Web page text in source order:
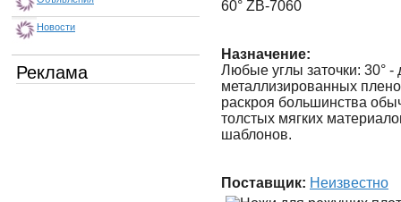
Новости
Реклама
60° ZB-7060
Назначение:
Любые углы заточки: 30° -
металлизированных
раскроя большинства
толстых мягких
шаблонов.
Поставщик: Неизвестно